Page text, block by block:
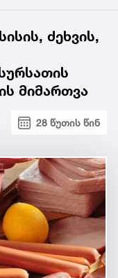
ძეხვის,
მიმართვა
28 წუთის წინ